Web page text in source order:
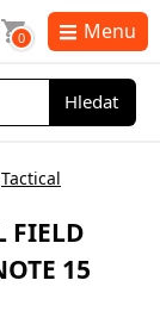
Hledat
0 Menu
Tactical
FIELD
15